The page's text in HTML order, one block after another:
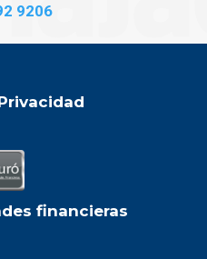
9206
financieras